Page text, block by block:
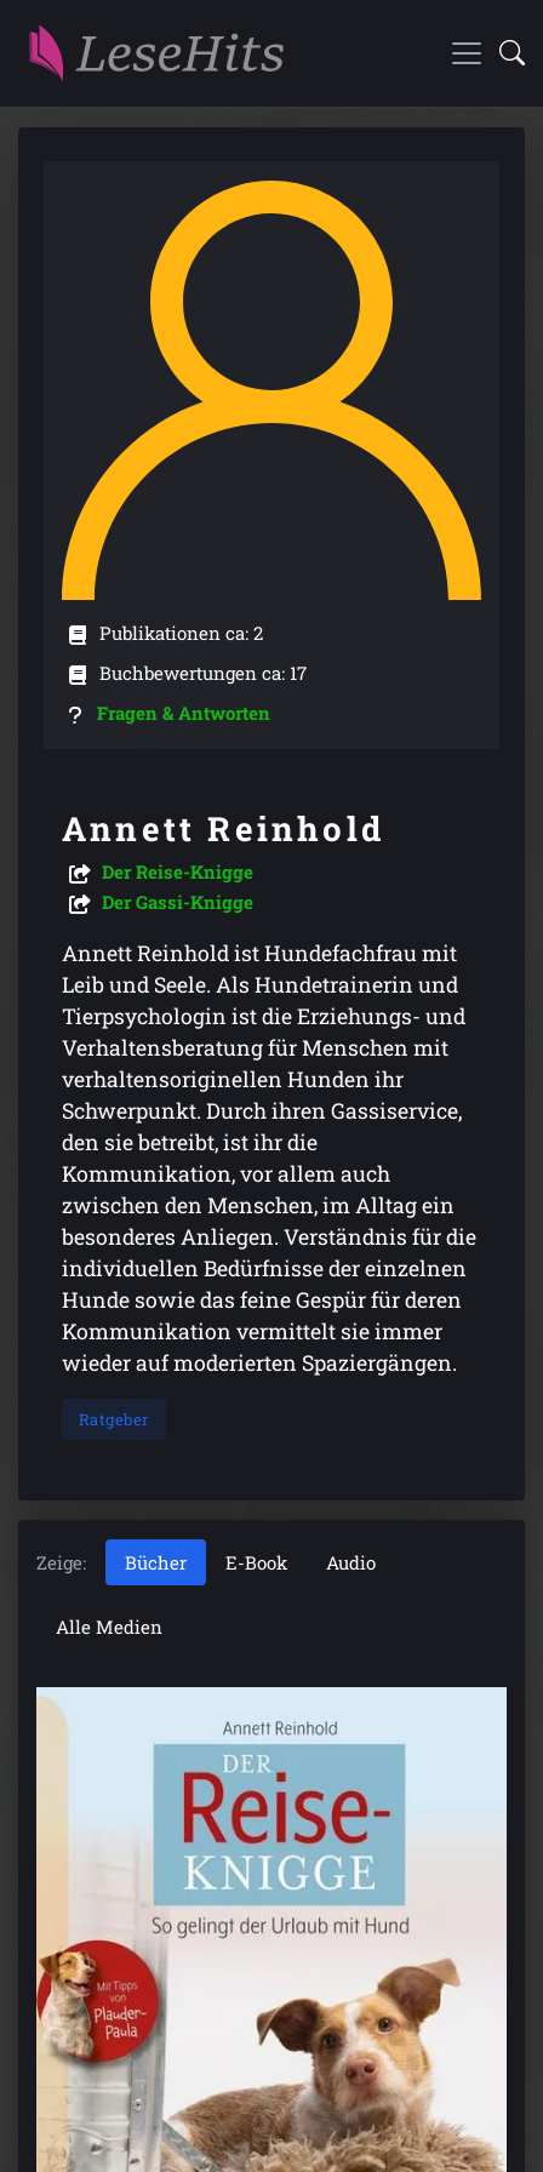
Publikationen ca: 2
Buchbewertungen ca: 17
Fragen & Antworten
Annett Reinhold
Der Reise-Knigge
Der Gassi-Knigge
Annett Reinhold ist Hundefachfrau mit
Leib und Seele. Als Hundetrainerin und
Tierpsychologin ist die Erziehungs- und
Verhaltensberatung für Menschen mit
verhaltensoriginellen Hunden ihr
Schwerpunkt. Durch ihren Gassiservice,
den sie betreibt, ist ihr die
Kommunikation, vor allem auch
zwischen den Menschen, im Alltag ein
besonderes Anliegen. Verständnis für die
individuellen Bedürfnisse der einzelnen
Hunde sowie das feine Gespür für deren
Kommunikation vermittelt sie immer
wieder auf moderierten Spaziergängen.
Ratgeber
Zeige: Bücher E-Book Audio
Alle Medien